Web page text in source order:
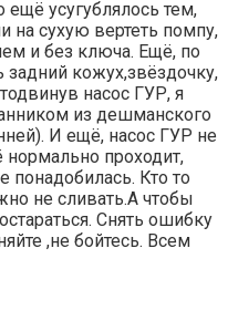
ещё усугублялось тем,
на сухую вертеть помпу,
и без ключа. Ещё, по
задний кожух,звёздочку,
насос ГУР, я
из дешманского
И ещё, насос ГУР не
проходит,
понадобилась. Кто то
не сливать.А чтобы
Снять ошибку
,не бойтесь. Всем